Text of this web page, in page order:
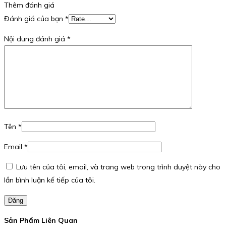
Thêm đánh giá
Đánh giá của bạn *
Nội dung đánh giá *
Tên *
Email *
Lưu tên của tôi, email, và trang web trong trình duyệt này cho
lần bình luận kế tiếp của tôi.
Đăng
Sản Phẩm Liên Quan